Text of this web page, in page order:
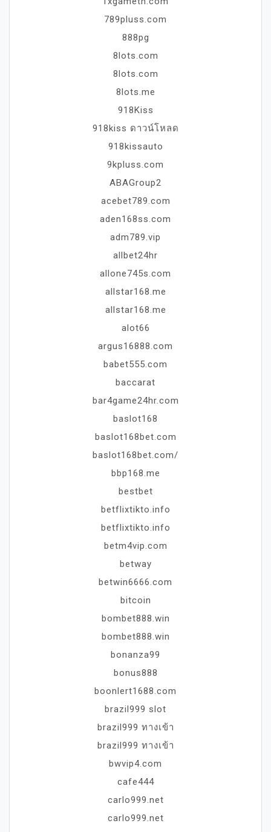
789pluss.com
888pg
8lots.com
8lots.com
8lots.me
918Kiss
918kiss ดาวน์โหลด
918kissauto
9kpluss.com
ABAGroup2
acebet789.com
aden168ss.com
adm789.vip
allbet24hr
allone745s.com
allstar168.me
allstar168.me
alot66
argus16888.com
babet555.com
baccarat
bar4game24hr.com
baslot168
baslot168bet.com
baslot168bet.com/
bbp168.me
bestbet
betflixtikto.info
betflixtikto.info
betm4vip.com
betway
betwin6666.com
bitcoin
bombet888.win
bombet888.win
bonanza99
bonus888
boonlert1688.com
brazil999 slot
brazil999 ทางเข้า
brazil999 ทางเข้า
bwvip4.com
cafe444
carlo999.net
carlo999.net